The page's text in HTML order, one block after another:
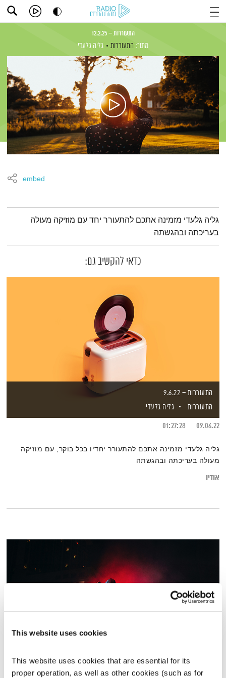
This website uses cookies
This website uses cookies that are essential for its
proper operation, as well as other cookies (such as for
התעוררות – 12.2.25
מתוך: התעוררות גליה גלעדי
embed
תמצית הפודקאסט
גליה גלעדי מזמינה אתכם להתעורר יחד עם מוזיקה מעולה
בעריכתה ובהגשתה
כדאי להקשיב גם:
התעוררות – 9.6.22
התעוררות
גליה גלעדי
09.06.22
01:27:28
גליה גלעדי מזמינה אתכם להתעורר יחדיו בכל בוקר, עם מוזיקה
מעולה בעריכתה ובהגשתה
אודיו
כל יום מחדש
אמיר פרי